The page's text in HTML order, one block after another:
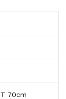
70cm